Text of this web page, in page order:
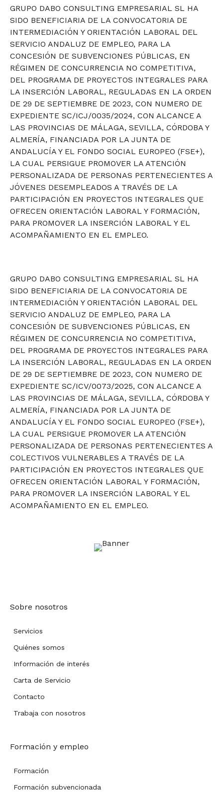
GRUPO DABO CONSULTING EMPRESARIAL SL HA
SIDO BENEFICIARIA DE LA CONVOCATORIA DE
INTERMEDIACIÓN Y ORIENTACIÓN LABORAL DEL
SERVICIO ANDALUZ DE EMPLEO, PARA LA
CONCESIÓN DE SUBVENCIONES PÚBLICAS, EN
RÉGIMEN DE CONCURRENCIA NO COMPETITIVA,
DEL PROGRAMA DE PROYECTOS INTEGRALES PARA
LA INSERCIÓN LABORAL, REGULADAS EN LA ORDEN
DE 29 DE SEPTIEMBRE DE 2023, CON NUMERO DE
EXPEDIENTE SC/ICJ/0035/2024, CON ALCANCE A
LAS PROVINCIAS DE MÁLAGA, SEVILLA, CÓRDOBA Y
ALMERÍA, FINANCIADA POR LA JUNTA DE
ANDALUCÍA Y EL FONDO SOCIAL EUROPEO (FSE+),
LA CUAL PERSIGUE PROMOVER LA ATENCIÓN
PERSONALIZADA DE PERSONAS PERTENECIENTES A
JÓVENES DESEMPLEADOS A TRAVÉS DE LA
PARTICIPACIÓN EN PROYECTOS INTEGRALES QUE
OFRECEN ORIENTACIÓN LABORAL Y FORMACIÓN,
PARA PROMOVER LA INSERCIÓN LABORAL Y EL
ACOMPAÑAMIENTO EN EL EMPLEO.
GRUPO DABO CONSULTING EMPRESARIAL SL HA
SIDO BENEFICIARIA DE LA CONVOCATORIA DE
INTERMEDIACIÓN Y ORIENTACIÓN LABORAL DEL
SERVICIO ANDALUZ DE EMPLEO, PARA LA
CONCESIÓN DE SUBVENCIONES PÚBLICAS, EN
RÉGIMEN DE CONCURRENCIA NO COMPETITIVA,
DEL PROGRAMA DE PROYECTOS INTEGRALES PARA
LA INSERCIÓN LABORAL, REGULADAS EN LA ORDEN
DE 29 DE SEPTIEMBRE DE 2023, CON NUMERO DE
EXPEDIENTE SC/ICV/0073/2025, CON ALCANCE A
LAS PROVINCIAS DE MÁLAGA, SEVILLA, CÓRDOBA Y
ALMERÍA, FINANCIADA POR LA JUNTA DE
ANDALUCÍA Y EL FONDO SOCIAL EUROPEO (FSE+),
LA CUAL PERSIGUE PROMOVER LA ATENCIÓN
PERSONALIZADA DE PERSONAS PERTENECIENTES A
COLECTIVOS VULNERABLES A TRAVÉS DE LA
PARTICIPACIÓN EN PROYECTOS INTEGRALES QUE
OFRECEN ORIENTACIÓN LABORAL Y FORMACIÓN,
PARA PROMOVER LA INSERCIÓN LABORAL Y EL
ACOMPAÑAMIENTO EN EL EMPLEO.
Sobre nosotros
Servicios
Quiénes somos
Información de interés
Carta de Servicio
Contacto
Trabaja con nosotros
Formación y empleo
Formación
Formación subvencionada